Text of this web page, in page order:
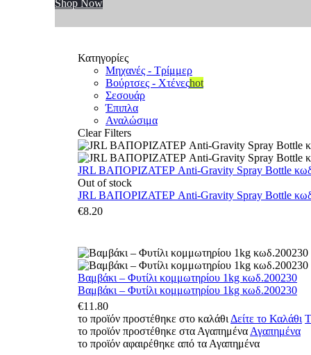
Shop Now
Κατηγορίες
Μηχανές - Τρίμμερ
Βούρτσες - Χτένεςhot
Σεσουάρ
Έπιπλα
Αναλώσιμα
Clear Filters
JRL ΒΑΠΟΡΙΖΑΤΕΡ Anti-Gravity Spray Bottle
Out of stock
JRL ΒΑΠΟΡΙΖΑΤΕΡ Anti-Gravity Spray Bottle
€8.20
Βαμβάκι – Φυτίλι κομμωτηρίου 1kg κωδ.200230
Βαμβάκι – Φυτίλι κομμωτηρίου 1kg κωδ.200230
€11.80
το προϊόν προστέθηκε στο καλάθι Δείτε το Καλάθι
το προϊόν προστέθηκε στα Αγαπημένα Αγαπημένα
το προϊόν αφαιρέθηκε από τα Αγαπημένα